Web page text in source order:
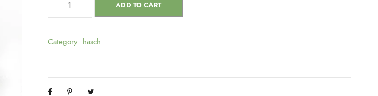
ADD TO CART
Category: hasch